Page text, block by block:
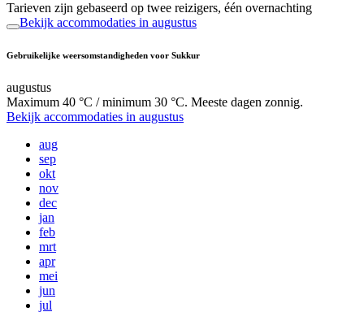
Tarieven zijn gebaseerd op twee reizigers, één overnachting
Bekijk accommodaties in augustus
Gebruikelijke weersomstandigheden voor Sukkur
augustus
Maximum 40 °C / minimum 30 °C. Meeste dagen zonnig.
Bekijk accommodaties in augustus
aug
sep
okt
nov
dec
jan
feb
mrt
apr
mei
jun
jul